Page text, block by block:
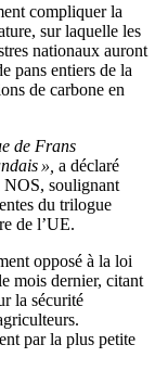
compliquer la
sur laquelle les
nationaux auront
pans entiers de la
de carbone en
de Frans
», a déclaré
NOS, soulignant
du trilogue
de l’UE.
opposé à la loi
mois dernier, citant
la sécurité
par la plus petite